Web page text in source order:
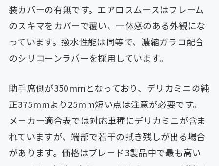
装カバーの有無です。エアロスムースはフレーム
のスキマをカバーで覆い、一体感のある外観にな
っています。撥水性能は同等で、濃縮ガラコ配合
のシリコーンラバーを採用しています。
助手席側が350mmとなっており、デリカミニの純
正375mmより25mm短い点は注意が必要です。
メーカー適合表では対応車種にデリカミニが含ま
れていますが、端部で若干の拭き残しが出る場合
があります。価格はブレード3製品中で最も高い